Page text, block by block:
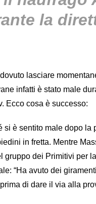
la
lasciare
infatti è stato male
Ecco cosa è successo:
si è sentito male dopo la
in fretta. Mentre
gruppo dei Primitivi per
“Ha avuto dei
di dare il via alla